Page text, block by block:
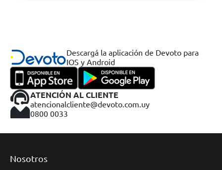
Descargá la aplicación de Devoto para
IOS y Android
ATENCIÓN AL CLIENTE
atencionalcliente@devoto.com.uy
0800 0033
Nosotros